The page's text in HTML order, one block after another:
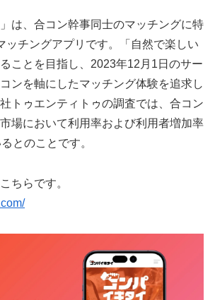
」は、合コン幹事同士のマッチングに特
ッチングアプリです。「自然で楽しい
ことを目指し、2023年12月1日のサー
ンを軸にしたマッチング体験を追求し
トゥエンティトゥの調査では、合コン
場において利用率および利用者増加率
とのことです。
ちらです。